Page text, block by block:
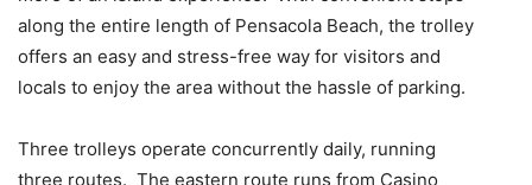
along the entire length of Pensacola Beach, the trolley
offers an easy and stress-free way for visitors and
locals to enjoy the area without the hassle of parking.
Three trolleys operate concurrently daily, running
three routes. The eastern route runs from Casino